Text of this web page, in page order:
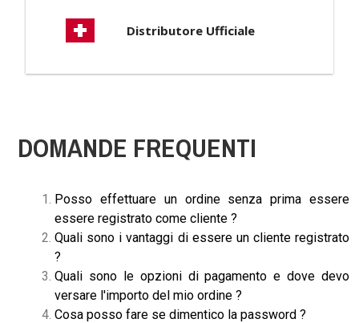
Distributore Ufficiale
DOMANDE FREQUENTI
Posso effettuare un ordine senza prima essere
essere registrato come cliente ?
Quali sono i vantaggi di essere un cliente registrato
?
Quali sono le opzioni di pagamento e dove devo
versare l'importo del mio ordine ?
Cosa posso fare se dimentico la password ?